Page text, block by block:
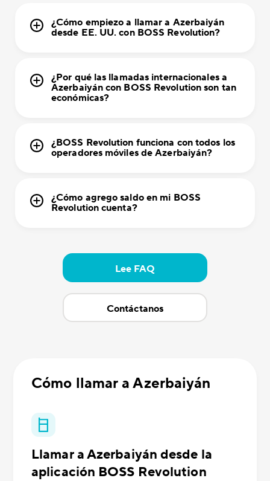
¿Cómo empiezo a llamar a Azerbaiyán
desde EE. UU. con BOSS Revolution?
¿Por qué las llamadas internacionales a
Azerbaiyán con BOSS Revolution son tan
económicas?
¿BOSS Revolution funciona con todos los
operadores móviles de Azerbaiyán?
¿Cómo agrego saldo en mi BOSS
Revolution cuenta?
Lee FAQ
Contáctanos
Cómo llamar a Azerbaiyán
Llamar a Azerbaiyán desde la
aplicación BOSS Revolution